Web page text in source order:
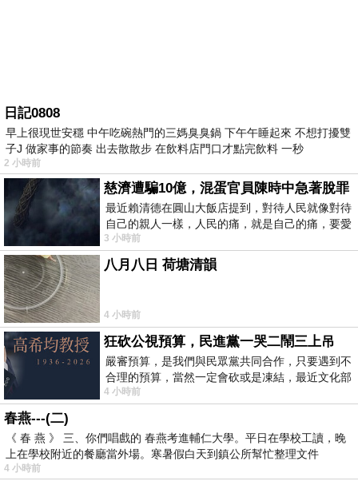
日記0808
早上很現世安穩 中午吃碗熱門的三媽臭臭鍋 下午午睡起來 不想打擾雙
子J 做家事的節奏 出去散散步 在飲料店門口才點完飲料 一秒
2 小時前
慈濟遭騙10億，混蛋官員陳時中急著脫罪
最近賴清德在圓山大飯店提到，對待人民就像對待
自己的親人一樣，人民的痛，就是自己的痛，要愛
民如親，說的這麼好聽，實際上根本沒做
3 小時前
八月八日 荷塘清韻
4 小時前
狂砍公視預算，民進黨一哭二鬧三上吊
嚴審預算，是我們與民眾黨共同合作，只要遇到不
合理的預算，當然一定會砍或是凍結，最近文化部
要編列公視和Taiwan plus預算，在110年
4 小時前
春燕---(二)
《 春 燕 》 三、你們唱戲的 春燕考進輔仁大學。平日在學校工讀，晚
上在學校附近的餐廳當外場。寒暑假白天到鎮公所幫忙整理文件
4 小時前